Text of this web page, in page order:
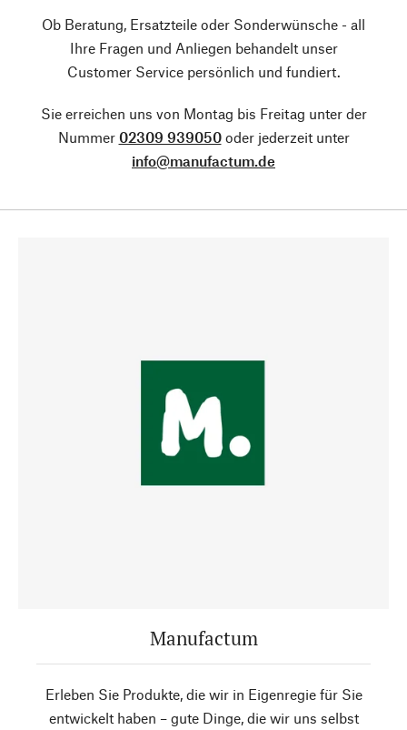
Ob Beratung, Ersatzteile oder Sonderwünsche - all
Ihre Fragen und Anliegen behandelt unser
Customer Service persönlich und fundiert.
Sie erreichen uns von Montag bis Freitag unter der
Nummer 02309 939050oder jederzeit unter
info@manufactum.de
Manufactum
Erleben Sie Produkte, die wir in Eigenregie für Sie
entwickelt haben – gute Dinge, die wir uns selbst